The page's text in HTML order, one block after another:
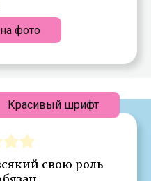
фото
свою роль
Красивый шрифт